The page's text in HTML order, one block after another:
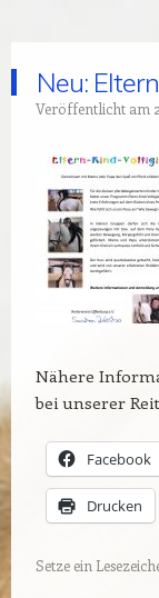
Neu:
Veröffentlicht am
Nähere
bei unserer
Facebook
Drucken
Setze ein